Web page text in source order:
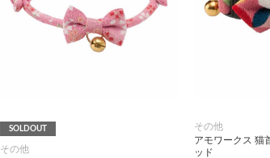
SOLDOUT
その他
その他
アモワークス 猫
ッド